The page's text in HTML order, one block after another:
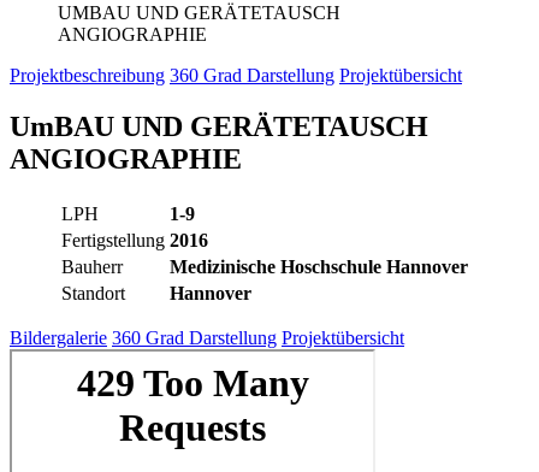
UMBAU UND GERÄTETAUSCH
ANGIOGRAPHIE
Projektbeschreibung 360 Grad Darstellung Projektübersicht
UmBAU UND GERÄTETAUSCH
ANGIOGRAPHIE
LPH
1-9
Fertigstellung 2016
Bauherr
Medizinische Hoschschule Hannover
Standort
Hannover
Bildergalerie 360 Grad Darstellung Projektübersicht